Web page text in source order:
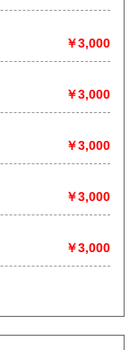
関東〜近畿エリ
無が分からない
にかなりの専門
￥3,000
￥3,000
￥3,000
￥3,000
￥3,000